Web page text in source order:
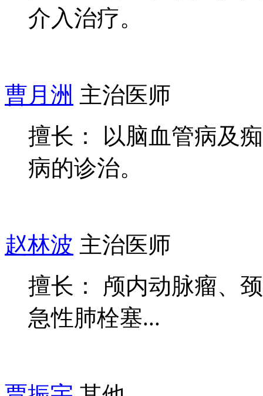
介入治疗。
曹月洲 主治医师
擅长： 以脑血管病及
病的诊治。
赵林波 主治医师
擅长： 颅内动脉瘤、
急性肺栓塞...